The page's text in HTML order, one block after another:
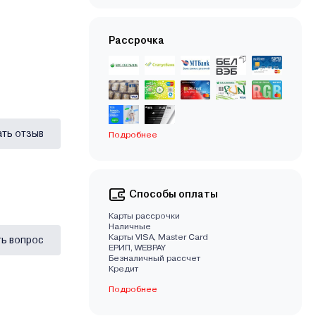
отзыв
вопрос
Рассрочка
Подробнее
Способы оплаты
Карты рассрочки
Наличные
Карты VISA, Master Card
EРИП, WEBPAY
Безналичный рассчет
Кредит
Подробнее